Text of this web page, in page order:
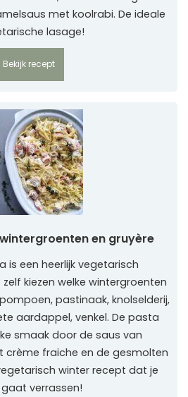
met koolrabi. De ideale
lasage!
Bekijk recept
en gruyère
is een heerlijk vegetarisch
kiezen welke wintergroenten
pastinaak, knolselderij,
aardappel, venkel. De pasta
smaak door de saus van
crème fraiche en de gesmolten
winter recept dat je
verrassen!